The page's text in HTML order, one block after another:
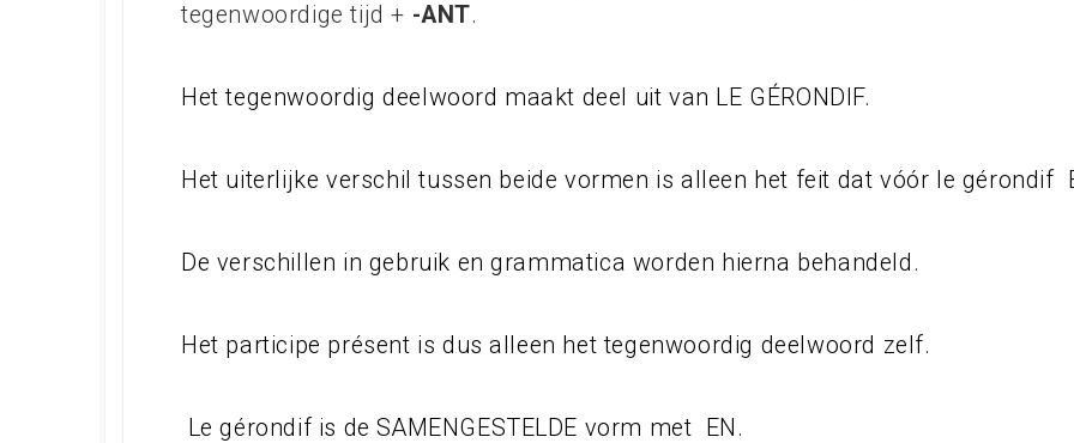
tegenwoordige tijd + -ANT.
Het tegenwoordig deelwoord maakt deel uit van LE GÉRONDIF.
Het uiterlijke verschil tussen beide vormen is alleen het feit dat vóór le gérondif
De verschillen in gebruik en grammatica worden hierna behandeld.
Het participe présent is dus alleen het tegenwoordig deelwoord zelf.
Le gérondif is de SAMENGESTELDE vorm met EN.